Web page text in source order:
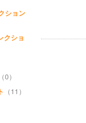
ション
クショ
（0）
（11）